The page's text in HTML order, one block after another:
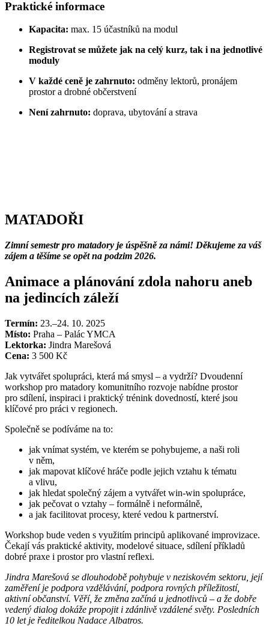
Praktické informace
Kapacita: max. 15 účastníků na modul
Registrovat se můžete jak na celý kurz, tak i na jednotlivé
moduly
V každé ceně je zahrnuto: odměny lektorů, pronájem
prostor a drobné občerstvení
Není zahrnuto: doprava, ubytování a strava
MATADOŘI
Zimní semestr pro matadory je úspěšně za námi! Děkujeme za váš
zájem a těšíme se opět na podzim 2026.
Animace a plánování zdola nahoru aneb
na jedincích záleží
Termín: 23.–24. 10. 2025
Místo: Praha – Palác YMCA
Lektorka: Jindra Marešová
Cena: 3 500 Kč
Jak vytvářet spolupráci, která má smysl – a vydrží? Dvoudenní
workshop pro matadory komunitního rozvoje nabídne prostor
pro sdílení, inspiraci i praktický trénink dovedností, které jsou
klíčové pro práci v regionech.
Společně se podíváme na to:
jak vnímat systém, ve kterém se pohybujeme, a naši roli
v něm,
jak mapovat klíčové hráče podle jejich vztahu k tématu
a vlivu,
jak hledat společný zájem a vytvářet win-win spolupráce,
jak pečovat o vztahy – formálně i neformálně,
a jak facilitovat procesy, které vedou k partnerství.
Workshop bude veden s využitím principů aplikované improvizace.
Čekají vás praktické aktivity, modelové situace, sdílení příkladů
dobré praxe i prostor pro vlastní reflexi.
Jindra Marešová se dlouhodobě pohybuje v neziskovém sektoru, její
zaměření je podpora vzdělávání, podpora rovných příležitostí,
aktivní občanství. Věří, že změna začíná u jednotlivců – a že dobře
vedený dialog dokáže propojit i zdánlivě vzdálené světy. Posledních
10 let je ředitelkou Nadace Albatros.